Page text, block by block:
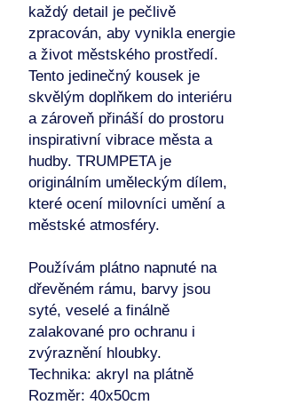
každý detail je pečlivě
zpracován, aby vynikla energie
a život městského prostředí.
Tento jedinečný kousek je
skvělým doplňkem do interiéru
a zároveň přináší do prostoru
inspirativní vibrace města a
hudby. TRUMPETA je
originálním uměleckým dílem,
které ocení milovníci umění a
městské atmosféry.
Používám plátno napnuté na
dřevěném rámu, barvy jsou
syté, veselé a finálně
zalakované pro ochranu i
zvýraznění hloubky.
Technika: akryl na plátně
Rozměr: 40x50cm